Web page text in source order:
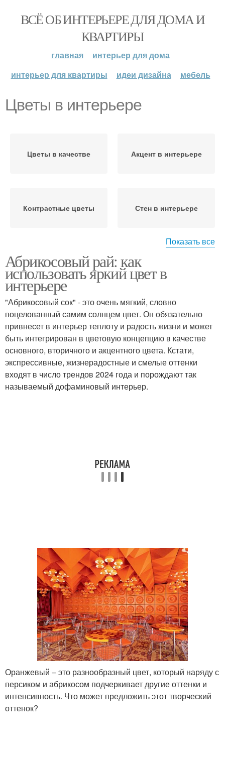
ВСЁ ОБ ИНТЕРЬЕРЕ ДЛЯ ДОМА И
КВАРТИРЫ
главная
интерьер для дома
интерьер для квартиры
идеи дизайна мебель
Цветы в интерьере
Цветы в качестве Акцент в интерьере
Контрастные цветы Стен в интерьере
Роли в интерьере Цветы в одежде
Цвета в одежде
Цвета с персиковым
цветом
Цвет в интерьере Базовые цветы
Цветы для покраски Цветы при смешивании
Цвета для оформления Цвета для красок
Цвета в интерьере Обои в интерьере
Показать все
Абрикосовый рай: как
использовать яркий цвет в
интерьере
"Абрикосовый сок" - это очень мягкий, словно
поцелованный самим солнцем цвет. Он обязательно
привнесет в интерьер теплоту и радость жизни и может
быть интегрирован в цветовую концепцию в качестве
основного, вторичного и акцентного цвета. Кстати,
экспрессивные, жизнерадостные и смелые оттенки
входят в число трендов 2024 года и порождают так
называемый дофаминовый интерьер.
Оранжевый – это разнообразный цвет, который наряду с
персиком и абрикосом подчеркивает другие оттенки и
интенсивность. Что может предложить этот творческий
оттенок?